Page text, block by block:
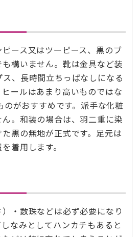
ース又はツーピース、黒のブ
構いません。靴は金具など装
、長時間立ちっぱなしになる
ールはあまり高いものではな
がおすすめです。派手な化粧
。和装の場合は、羽二重に染
黒の無地が正式です。足元は
を着用します。
・数珠などは必ず必要になり
なみとしてハンカチもあると